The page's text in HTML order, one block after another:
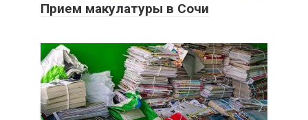
Прием макулатуры в Сочи